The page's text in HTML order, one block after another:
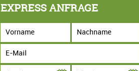
EXPRESS ANFRAGE